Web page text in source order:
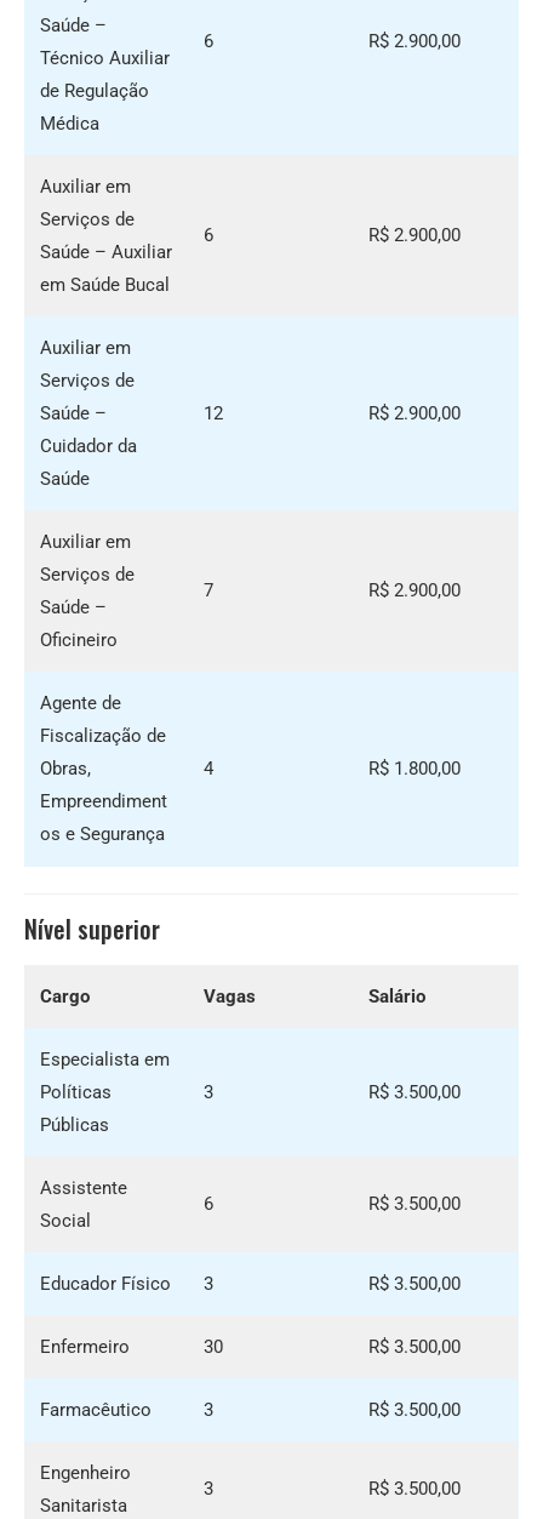
Saúde –
Técnico Auxiliar
de Regulação
Médica
6 R$ 2.900,00
Auxiliar em
Serviços de
Saúde – Auxiliar
em Saúde Bucal
6 R$ 2.900,00
Auxiliar em
Serviços de
Saúde –
Cuidador da
Saúde
12 R$ 2.900,00
Auxiliar em
Serviços de
Saúde –
Oficineiro
7 R$ 2.900,00
Agente de
Fiscalização de
Obras,
Empreendiment
os e Segurança
4 R$ 1.800,00
Nível superior
Cargo Vagas Salário
Especialista em
Políticas
Públicas
3 R$ 3.500,00
Assistente
Social
6 R$ 3.500,00
Educador Físico 3 R$ 3.500,00
Enfermeiro 30 R$ 3.500,00
Farmacêutico 3 R$ 3.500,00
Engenheiro
Sanitarista
3 R$ 3.500,00